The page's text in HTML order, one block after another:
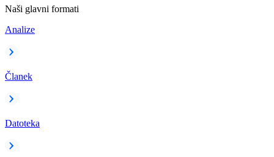
Naši glavni formati
Analize
Članek
Datoteka